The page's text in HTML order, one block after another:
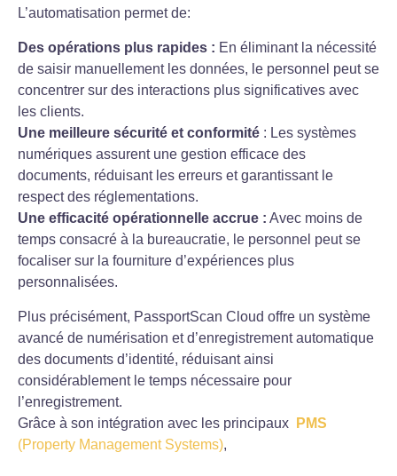
L’automatisation permet de:
Des opérations plus rapides : En éliminant la nécessité
de saisir manuellement les données, le personnel peut se
concentrer sur des interactions plus significatives avec
les clients.
Une meilleure sécurité et conformité : Les systèmes
numériques assurent une gestion efficace des
documents, réduisant les erreurs et garantissant le
respect des réglementations.
Une efficacité opérationnelle accrue : Avec moins de
temps consacré à la bureaucratie, le personnel peut se
focaliser sur la fourniture d’expériences plus
personnalisées.
Plus précisément, PassportScan Cloud offre un système
avancé de numérisation et d’enregistrement automatique
des documents d’identité, réduisant ainsi
considérablement le temps nécessaire pour
l’enregistrement.
Grâce à son intégration avec les principaux
PMS
(Property Management Systems),